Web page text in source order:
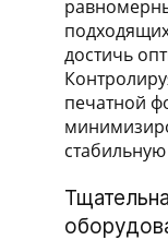
достичь
печатной